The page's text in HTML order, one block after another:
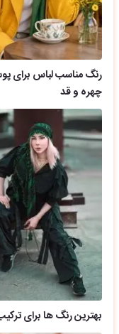
رنگ مناسب لباس برای
چهره و قد
بهترین رنگ ها برای